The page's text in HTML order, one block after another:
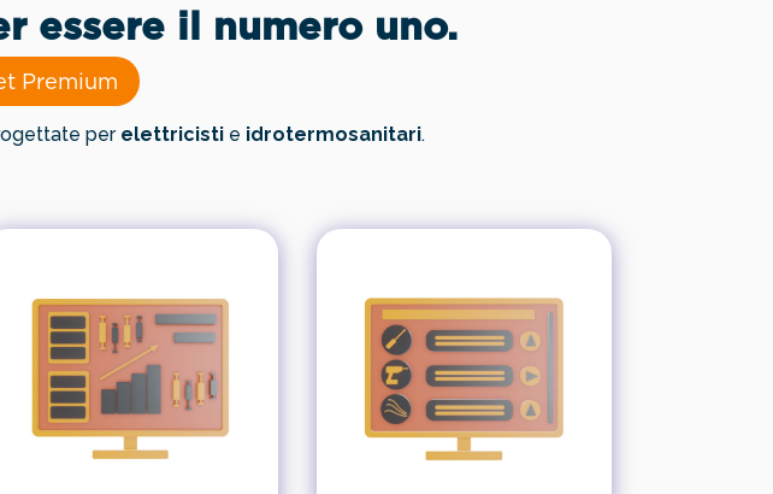
essere il numero uno.
Premium
per elettricistie idrotermosanitari.